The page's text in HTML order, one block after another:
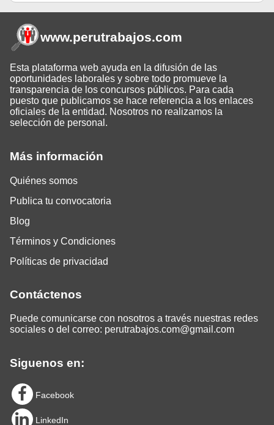
Más información
Quiénes somos
Publica tu convocatoria
Blog
Términos y Condiciones
Políticas de privacidad
Contáctenos
Puede comunicarse con nosotros a través nuestras redes
sociales o del correo: perutrabajos.com@gmail.com
Siguenos en:
Facebook
LinkedIn
www.perutrabajos.com
Esta plataforma web ayuda en la difusión de las
oportunidades laborales y sobre todo promueve la
transparencia de los concursos públicos. Para cada
puesto que publicamos se hace referencia a los enlaces
oficiales de la entidad. Nosotros no realizamos la
selección de personal.